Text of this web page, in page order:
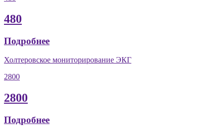
480
Подробнее
Холтеровское мониторирование ЭКГ
2800
2800
Подробнее